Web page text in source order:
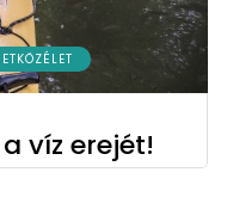
víz erejét!